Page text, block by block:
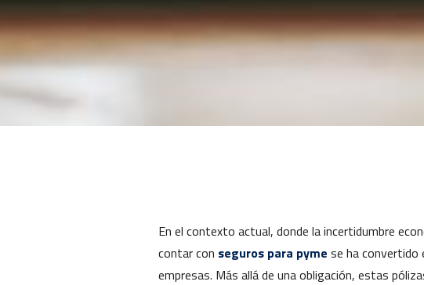
En el contexto actual, donde la incertidumbre
contar con seguros para pyme se ha convertido
empresas. Más allá de una obligación, estas